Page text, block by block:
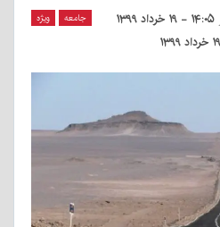
جامعه ویژه
۱۴:۰۵ - ۱۹ خرداد ۱۳۹۹